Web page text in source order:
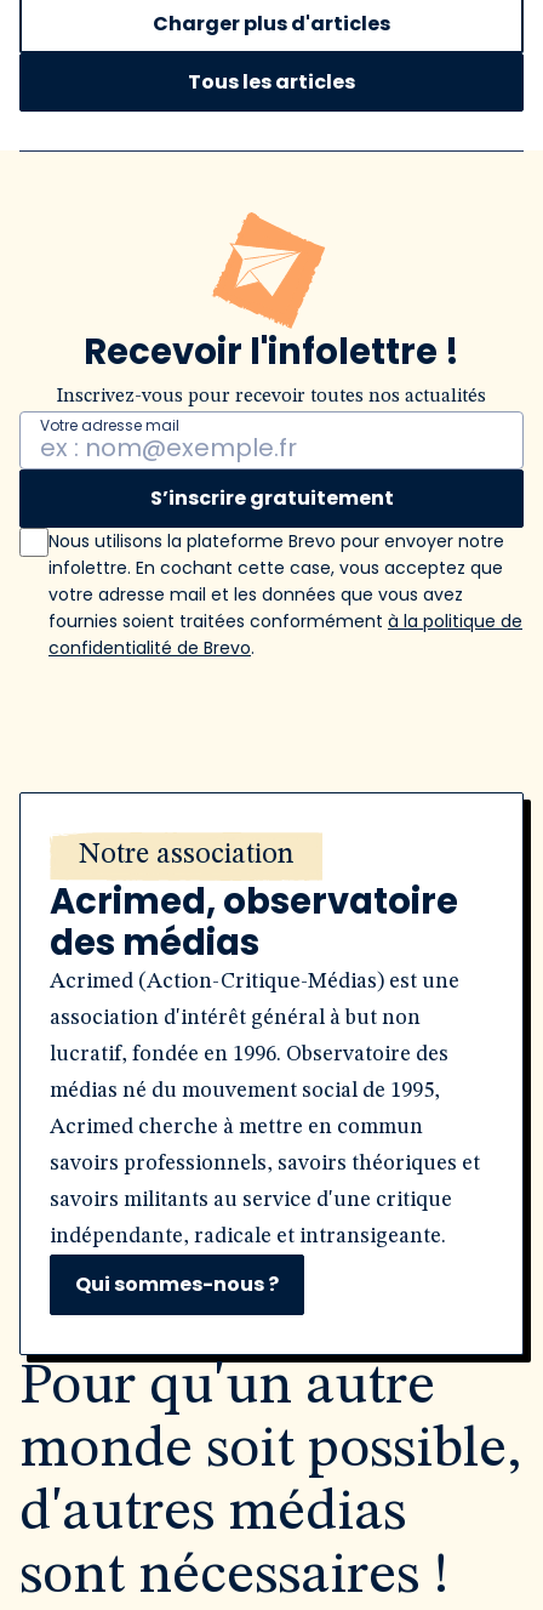
Charger plus d'articles
Tous les articles
Recevoir l'infolettre !
Inscrivez-vous pour recevoir toutes nos actualités
Votre adresse mail
S’inscrire gratuitement
Nous utilisons la plateforme Brevo pour envoyer notre
infolettre. En cochant cette case, vous acceptez que
votre adresse mail et les données que vous avez
fournies soient traitées conformément à la politique de
confidentialité de Brevo.
Notre association
Acrimed, observatoire
des médias
Acrimed (Action-Critique-Médias) est une
association d'intérêt général à but non
lucratif, fondée en 1996. Observatoire des
médias né du mouvement social de 1995,
Acrimed cherche à mettre en commun
savoirs professionnels, savoirs théoriques et
savoirs militants au service d'une critique
indépendante, radicale et intransigeante.
Qui sommes-nous ?
Pour qu'un autre
monde soit possible,
d'autres médias
sont nécessaires !